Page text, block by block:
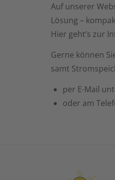
Auf unserer
Lösung –
Hier geht’s zur
Gerne können
samt
per E-Mail
oder am